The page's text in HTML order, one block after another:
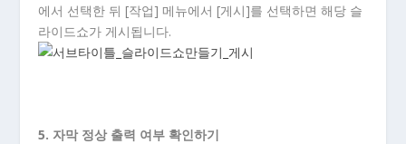
에서 선택한 뒤 [작업] 메뉴에서 [게시]를 선택하면 해당 슬
라이드쇼가 게시됩니다.
5. 자막 정상 출력 여부 확인하기